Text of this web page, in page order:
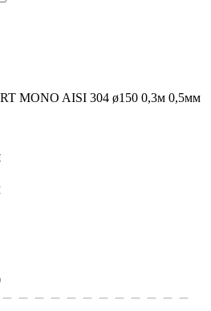
MONO AISI 304 ø150 0,3м 0,5мм